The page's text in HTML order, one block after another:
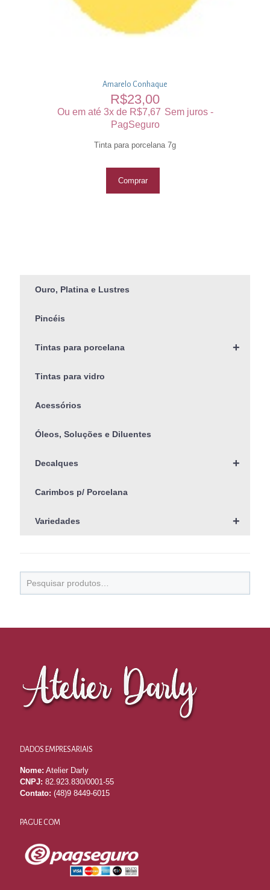
Amarelo Conhaque
R$23,00
Ou em até 3x de R$7,67 Sem juros -
PagSeguro
Tinta para porcelana 7g
Comprar
Ouro, Platina e Lustres
Pincéis
+
Tintas para porcelana
Tintas para vidro
Acessórios
Óleos, Soluções e Diluentes
+
Decalques
Carimbos p/ Porcelana
+
Variedades
DADOS EMPRESARIAIS
Nome: Atelier Darly
CNPJ: 82.923.830/0001-55
Contato: (48)9 8449-6015
PAGUE COM